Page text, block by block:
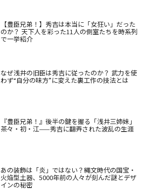
【豊臣兄弟！】秀吉は本当に「女狂い」だった
のか？ 天下人を彩った11人の側室たちを時系列
で一挙紹介
なぜ浅井の旧臣は秀吉に従ったのか？ 武力を使
わず“自分の味方”に変えた裏工作の技法とは
『豊臣兄弟！』後半の鍵を握る「浅井三姉妹」
茶々・初・江——秀吉に翻弄された波乱の生涯
あの装飾は「炎」ではない？縄文時代の国宝・
火焔型土器、5000年前の人々が刻んだ謎とデザ
インの秘密